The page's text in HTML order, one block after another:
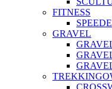
FITNESS
GRAVEL